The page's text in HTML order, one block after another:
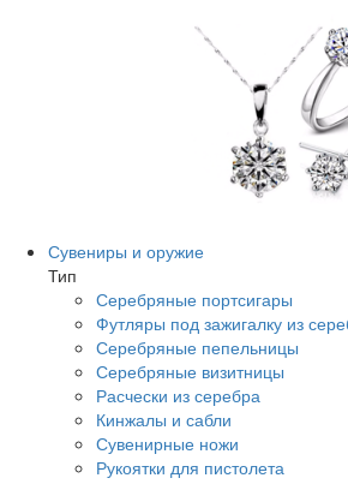
Сувениры и оружие
Тип
Серебряные портсигары
Футляры под зажигалку из
Серебряные пепельницы
Серебряные визитницы
Расчески из серебра
Кинжалы и сабли
Сувенирные ножи
Рукоятки для пистолета